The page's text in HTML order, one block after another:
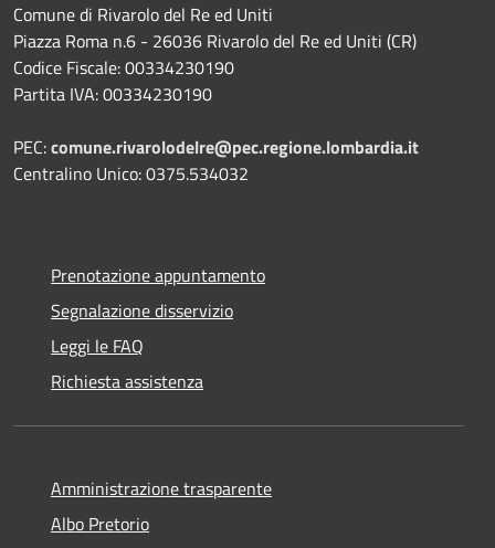
Comune di Rivarolo del Re ed Uniti
Piazza Roma n.6 - 26036 Rivarolo del Re ed Uniti (CR)
Codice Fiscale: 00334230190
Partita IVA: 00334230190
PEC:comune.rivarolodelre@pec.regione.lombardia.it
Centralino Unico: 0375.534032
Prenotazione appuntamento
Segnalazione disservizio
Leggi le FAQ
Richiesta assistenza
Amministrazione trasparente
Albo Pretorio